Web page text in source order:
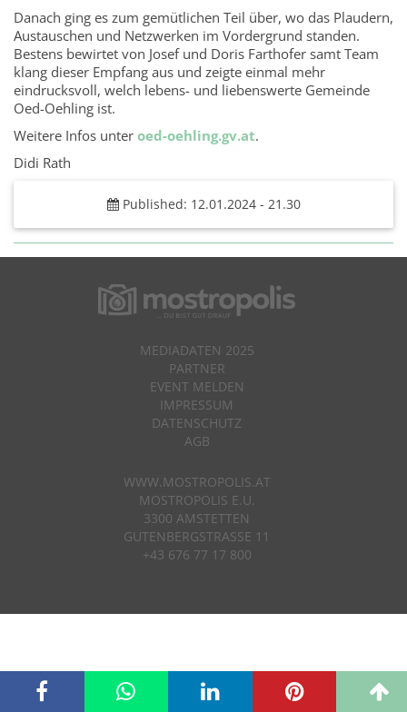
Danach ging es zum gemütlichen Teil über, wo das Plaudern,
Austauschen und Netzwerken im Vordergrund standen.
Bestens bewirtet von Josef und Doris Farthofer samt Team
klang dieser Empfang aus und zeigte einmal mehr
eindrucksvoll, welch lebens- und liebenswerte Gemeinde
Oed-Oehling ist.
Weitere Infos unter oed-oehling.gv.at.
Didi Rath
Published: 12.01.2024 - 21.30
MEDIADATEN 2025
PARTNER
EVENT MELDEN
IMPRESSUM
DATENSCHUTZ
AGB
WWW.MOSTROPOLIS.AT
MOSTROPOLIS E.U.
3300 AMSTETTEN
GUTENBERGSTRASSE 11
+43 676 77 17 800